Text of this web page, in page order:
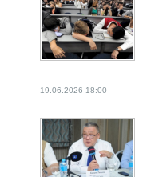
19.06.2026 18:00